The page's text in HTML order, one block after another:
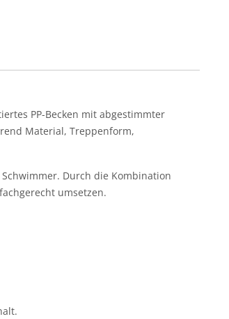
PP-Becken mit abgestimmter
Material, Treppenform,
Durch die Kombination
umsetzen.